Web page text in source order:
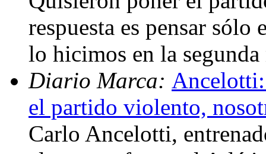
respuesta es pensar
lo hicimos en la
Diario Marca:
el partido violento,
Carlo Ancelotti,